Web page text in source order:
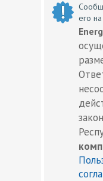
его